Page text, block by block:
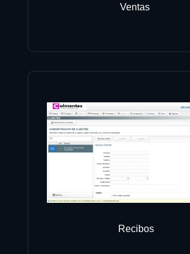
Ventas
Recibos